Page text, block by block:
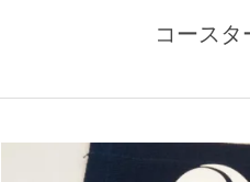
コースタ